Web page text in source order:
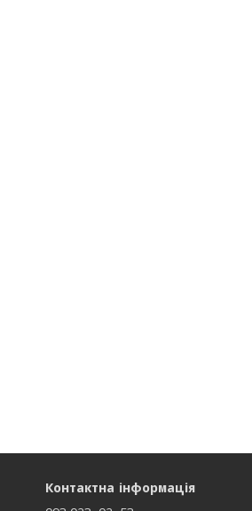
Контактна інформація